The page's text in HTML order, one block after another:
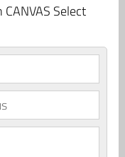
Select